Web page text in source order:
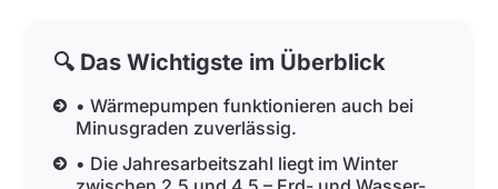
🔍 Das Wichtigste im Überblick
• Wärmepumpen funktionieren auch bei
Minusgraden zuverlässig.
• Die Jahresarbeitszahl liegt im Winter